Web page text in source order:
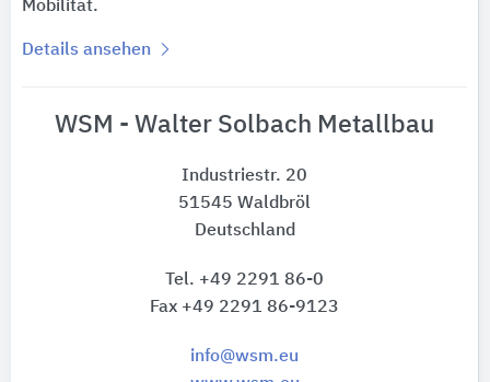
Mobilität.
Details ansehen
WSM - Walter Solbach Metallbau
Industriestr. 20
51545 Waldbröl
Deutschland
Tel. +49 2291 86-0
Fax +49 2291 86-9123
info@wsm.eu